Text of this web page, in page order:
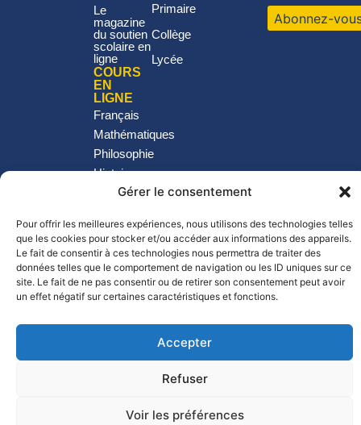
Gérer le consentement
Pour offrir les meilleures expériences, nous utilisons des technologies telles
que les cookies pour stocker et/ou accéder aux informations des appareils.
Le fait de consentir à ces technologies nous permettra de traiter des
données telles que le comportement de navigation ou les ID uniques sur ce
site. Le fait de ne pas consentir ou de retirer son consentement peut avoir
un effet négatif sur certaines caractéristiques et fonctions.
Accepter
Refuser
Voir les préférences
Le
magazine
du soutien
scolaire en
ligne
COURS
EN
LIGNE
Français
Mathématiques
Philosophie
Histoire-
SVT
Physique -
Chimie
Primaire
Collège
Lycée
©Prof Express 2026
Observatoire de l’IA : Plongez au cœur de
l’Intelligence Artificielle pour l’Éducation